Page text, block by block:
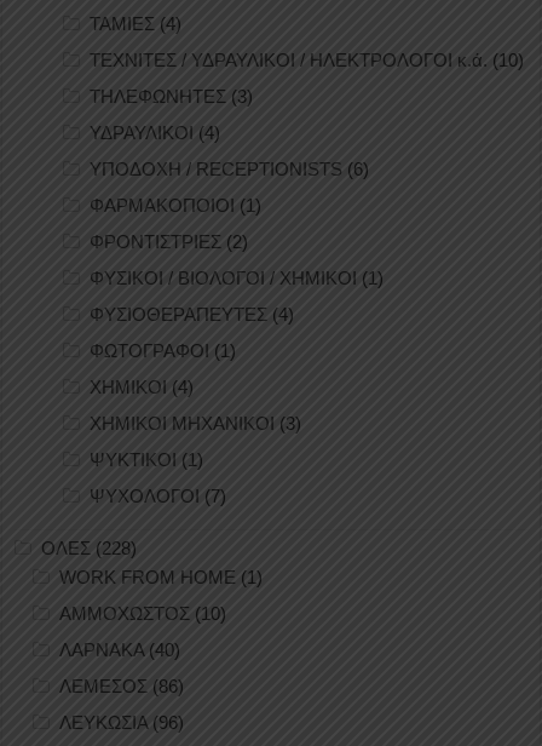
ΤΑΜΙΕΣ (4)
ΤΕΧΝΙΤΕΣ / ΥΔΡΑΥΛΙΚΟΙ / ΗΛΕΚΤΡΟΛΟΓΟΙ κ.ά. (10)
ΤΗΛΕΦΩΝΗΤΕΣ (3)
ΥΔΡΑΥΛΙΚΟΙ (4)
ΥΠΟΔΟΧΗ / RECEPTIONISTS (6)
ΦΑΡΜΑΚΟΠΟΙΟΙ (1)
ΦΡΟΝΤΙΣΤΡΙΕΣ (2)
ΦΥΣΙΚΟΙ / ΒΙΟΛΟΓΟΙ / ΧΗΜΙΚΟΙ (1)
ΦΥΣΙΟΘΕΡΑΠΕΥΤΕΣ (4)
ΦΩΤΟΓΡΑΦΟΙ (1)
ΧΗΜΙΚΟΙ (4)
ΧΗΜΙΚΟΙ ΜΗΧΑΝΙΚΟΙ (3)
ΨΥΚΤΙΚΟΙ (1)
ΨΥΧΟΛΟΓΟΙ (7)
ΟΛΕΣ (228)
WORK FROM HOME (1)
ΑΜΜΟΧΩΣΤΟΣ (10)
ΛΑΡΝΑΚΑ(40)
ΛΕΜΕΣΟΣ (86)
ΛΕΥΚΩΣΙΑ (96)